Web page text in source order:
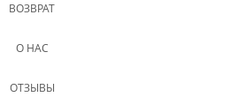
ВОЗВРАТ
О НАС
ОТЗЫВЫ